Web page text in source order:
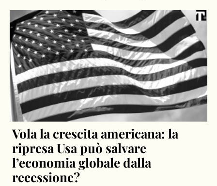
Vola la crescita americana: la
ripresa Usa può salvare
l’economia globale dalla
recessione?